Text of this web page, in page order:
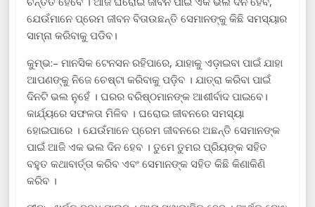
ଯେଉଁମାନେ ପ୍ରେମ ଜୀବନ ବିତାଉଛନ୍ତି ସେମାନଙ୍କୁ କିଛି ସମସ୍ୟାର
ସାମ୍ନା କରିବାକୁ ପଡିବ।
କୁମ୍ଭ:– ମାନସିକ ଟେନସନ ରହିପାରେ, ଯାହାକୁ ଏଡ଼ାଇବା ପାଇଁ ଯାହା
ଆପଣଙ୍କୁ ନିଜେ ଚେଷ୍ଟା କରିବାକୁ ପଡ଼ିବ । ଯାତ୍ରା କରିବା ପାଇଁ
ଦିନଟି ଭଲ ନୁହେଁ । ଘରର ବରିଷ୍ଠମାନଙ୍କ ଆଶୀର୍ବାଦ ପାଇବେ।
କାର୍ଯ୍ୟରେ ସଫଳତା ମିଳିବ । ଘରୋଇ ଜୀବନରେ ସମସ୍ୟା
ହୋଇପାରେ । ଯେଉଁମାନେ ପ୍ରେମ ଜୀବନରେ ଅଛନ୍ତି ସେମାନଙ୍କ
ପାଇଁ ଆଜି ଏକ ଭଲ ଦିନ ହେବ । ତୁମେ ତୁମର ପ୍ରିୟଙ୍କ ସହିତ
ବହୁତ କଥାବାର୍ତ୍ତା କରିବ ଏବଂ ସେମାନଙ୍କ ସହିତ କିଛି କିଣାକିଣି
କରିବ ।